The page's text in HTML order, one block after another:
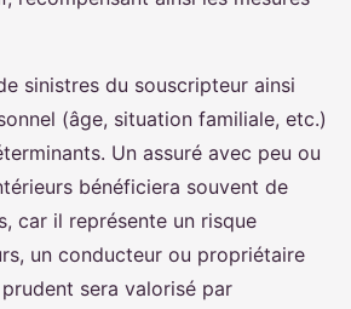
sinistres du souscripteur ainsi
(âge, situation familiale, etc.)
Un assuré avec peu ou
bénéficiera souvent de
car il représente un risque
un conducteur ou propriétaire
sera valorisé par